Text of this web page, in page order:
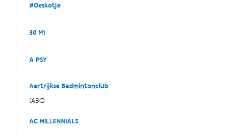
#Oeskotje
30 M1
A PSY
Aartrijkse Badmintonclub
(ABC)
AC MILLENNIALS